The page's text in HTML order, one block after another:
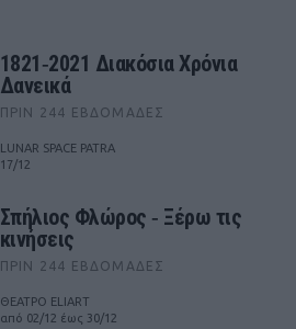
1821‑2021 Διακόσια Χρόνια
Δανεικά
ΠΡΙΝ 244 ΕΒΔΟΜΆΔΕΣ
LUNAR SPACE PATRA
17/12
Σπήλιος Φλώρος ‑ Ξέρω τις
κινήσεις
ΠΡΙΝ 244 ΕΒΔΟΜΆΔΕΣ
ΘΕΑΤΡΟ ELIART
από 02/12 έως 30/12